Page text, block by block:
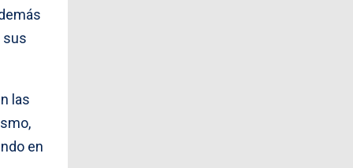
sus
las
en